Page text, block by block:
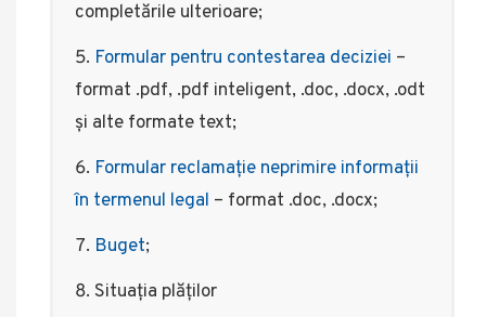
completările ulterioare;
Formular pentru contestarea deciziei –
format .pdf, .pdf inteligent, .doc, .docx, .odt
şi alte formate text;
Formular reclamație neprimire informații
în termenul legal – format .doc, .docx;
Buget;
Situația plăților